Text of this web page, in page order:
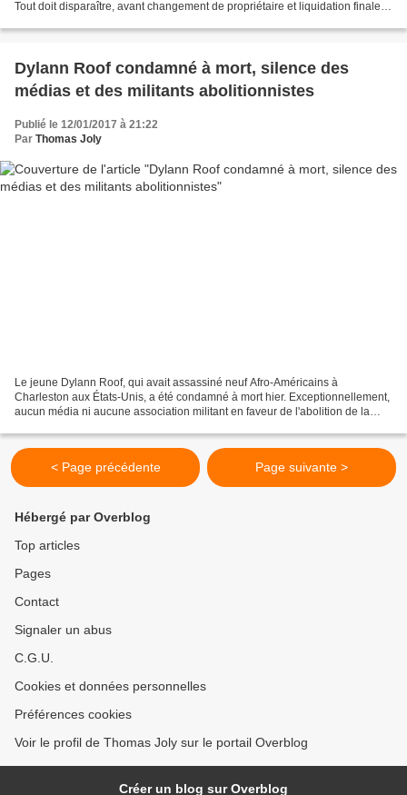
Tout doit disparaître, avant changement de propriétaire et liquidation finale.
Dylann Roof condamné à mort, silence des
médias et des militants abolitionnistes
Publié le 12/01/2017 à 21:22
Par Thomas Joly
Le jeune Dylann Roof, qui avait assassiné neuf Afro-Américains à
Charleston aux États-Unis, a été condamné à mort hier. Exceptionnellement,
aucun média ni aucune association militant en faveur de l'abolition de la
< Page précédente Page suivante >
Hébergé par Overblog
Top articles
Pages
Contact
Signaler un abus
C.G.U.
Cookies et données personnelles
Préférences cookies
Voir le profil de Thomas Joly sur le portail Overblog
Créer un blog sur Overblog